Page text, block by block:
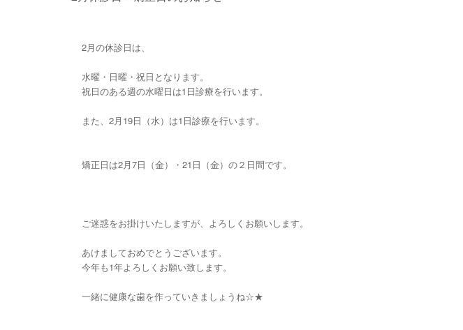
2月の休診日は、
水曜・日曜・祝日となります。
祝日のある週の水曜日は1日診療を行います。
また、2月19日（水）は1日診療を行います。
矯正日は2月7日（金）・21日（金）の２日間です。
ご迷惑をお掛けいたしますが、よろしくお願いします。
あけましておめでとうございます。
今年も1年よろしくお願い致します。
一緒に健康な歯を作っていきましょうね☆★